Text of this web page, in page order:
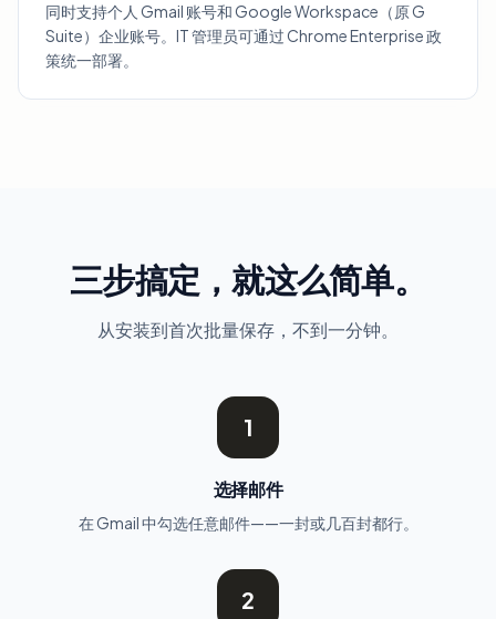
同时支持个人 Gmail 账号和 Google Workspace（原 G
Suite）企业账号。IT 管理员可通过 Chrome Enterprise 政
策统一部署。
三步搞定，就这么简单。
从安装到首次批量保存，不到一分钟。
1
选择邮件
在 Gmail 中勾选任意邮件——一封或几百封都行。
2